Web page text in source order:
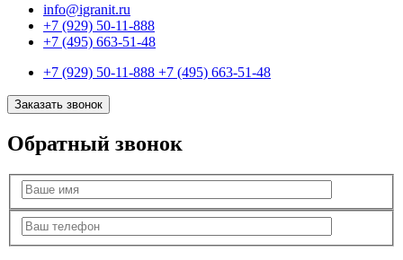
info@igranit.ru
+7 (929) 50-11-888
+7 (495) 663-51-48
+7 (929) 50-11-888 +7 (495) 663-51-48
Заказать звонок
Обратный звонок